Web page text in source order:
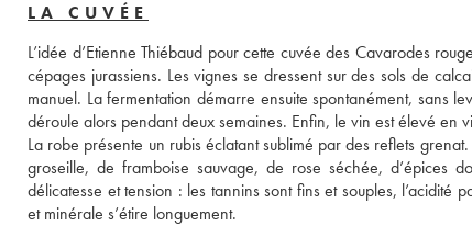
LA CUVÉE
L’idée d’Etienne Thiébaud pour cette cuvée des Cavarodes
cépages jurassiens. Les vignes se dressent sur des sols de
manuel. La fermentation démarre ensuite spontanément, sans
déroule alors pendant deux semaines. Enfin, le vin est élevé en
La robe présente un rubis éclatant sublimé par des reflets
groseille, de framboise sauvage, de rose séchée, d’épices
délicatesse et tension : les tannins sont fins et souples,
et minérale s’étire longuement.